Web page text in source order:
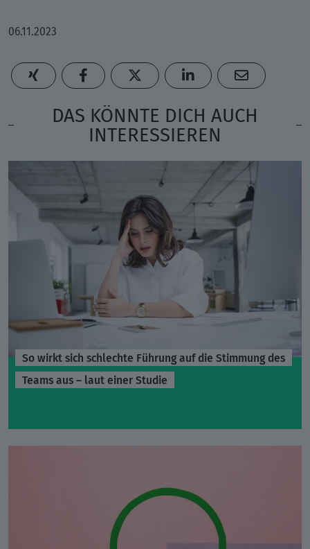
06.11.2023
DAS KÖNNTE DICH AUCH
INTERESSIEREN
So wirkt sich schlechte Führung auf die Stimmung des
Teams aus – laut einer Studie